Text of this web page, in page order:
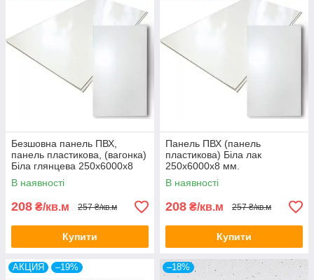
Безшовна панель ПВХ,
панель пластикова, (вагонка)
Біла глянцева 250х6000х8
мм.
В наявності
208 ₴/кв.м 257 ₴/кв.м
Купити
Панель ПВХ (панель
пластикова) Біла лак
250х6000х8 мм.
В наявності
208 ₴/кв.м 257 ₴/кв.м
Купити
АКЦИЯ –19% –18%